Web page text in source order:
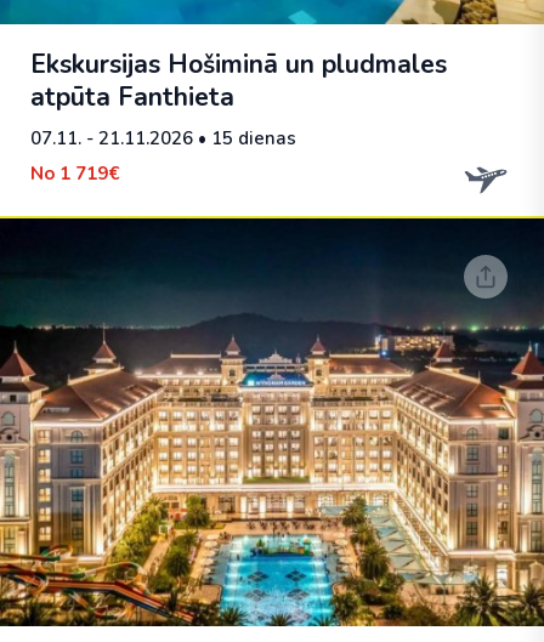
Ekskursijas Hošiminā un pludmales
atpūta Fanthieta
07.11. - 21.11.2026 • 15 dienas
No 1 719€